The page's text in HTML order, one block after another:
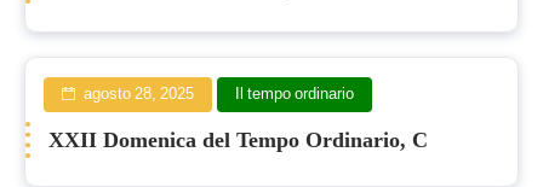
agosto 28, 2025 Il tempo ordinario
XXII Domenica del Tempo Ordinario, C